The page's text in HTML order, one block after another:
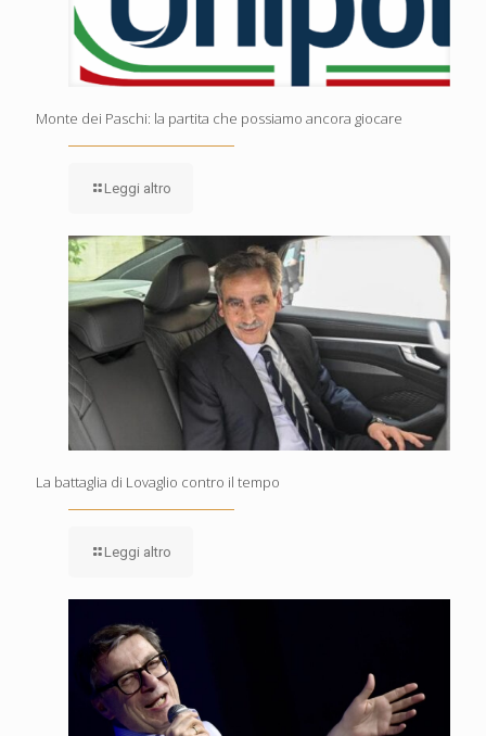
Monte dei Paschi: la partita che possiamo ancora giocare
Leggi altro
La battaglia di Lovaglio contro il tempo
Leggi altro